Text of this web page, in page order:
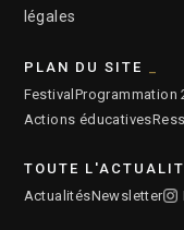
légales
PLAN DU SITE
Festival Programmation
Actions éducatives
TOUTE
ActualitésNewsletter